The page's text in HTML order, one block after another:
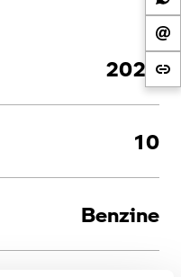
2026
10
Benzine